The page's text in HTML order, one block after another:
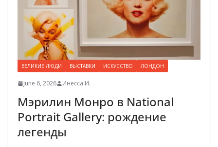
ВЕЛИКИЕ ЛЮДИ ВЫСТАВКИ ИСКУССТВО ЛОНДОН
June 6, 2026 Инесса И.
Мэрилин Монро в National
Portrait Gallery: рождение
легенды